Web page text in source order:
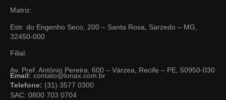
Matriz:
Estr. do Engenho Seco, 200 – Santa Rosa, Sarzedo – MG,
32450-000
Filial:
Av. Pref. Antônio Pereira, 600 – Várzea, Recife – PE, 50950-030
Email: contato@lonax.com.br
Telefone: (31) 3577 0300
SAC: 0800 703 0704